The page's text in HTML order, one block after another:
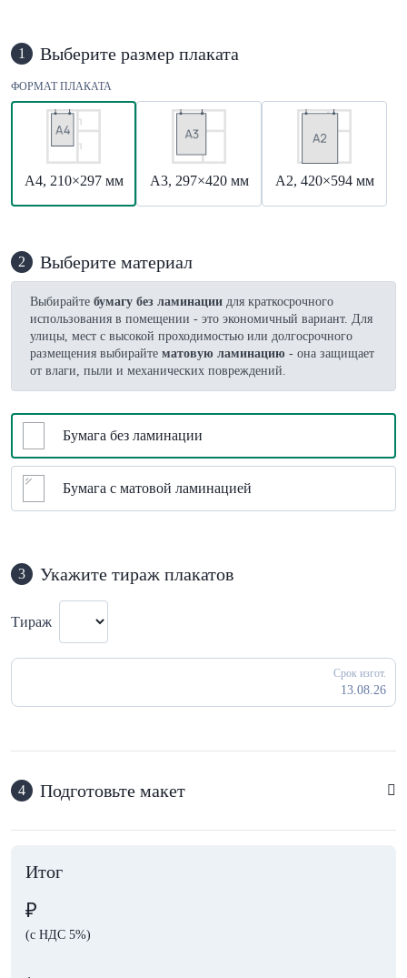
1 Выберите размер плаката
ФОРМАТ ПЛАКАТА
А4, 210×297 мм А3, 297×420 мм А2, 420×594 мм
2 Выберите материал
Выбирайте бумагу без ламинации для краткосрочного
использования в помещении - это экономичный вариант. Для
улицы, мест с высокой проходимостью или долгосрочного
размещения выбирайте матовую ламинацию - она защищает
от влаги, пыли и механических повреждений.
Бумага без ламинации
Бумага с матовой ламинацией
3 Укажите тираж плакатов
Тираж
Срок изгот.
13.08.26
4 Подготовьте макет
Итог
₽
(с НДС 5%)